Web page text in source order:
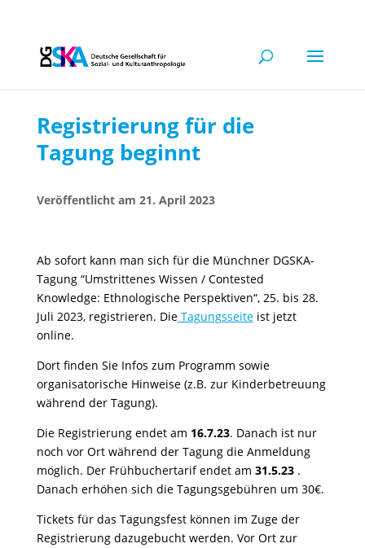
Registrierung für die
Tagung beginnt
21. April 2023
Ab sofort kann man sich für die Münchner DGSKA-
Tagung “Umstrittenes Wissen / Contested
Knowledge: Ethnologische Perspektiven“, 25. bis 28.
Juli 2023, registrieren. DieTagungsseiteist jetzt
online.
Dort finden Sie Infos zum Programm sowie
organisatorische Hinweise (z.B. zur Kinderbetreuung
während der Tagung).
Die Registrierung endet am 16.7.23. Danach ist nur
noch vor Ort während der Tagung die Anmeldung
möglich. Der Frühbuchertarif endet am 31.5.23.
Danach erhöhen sich die Tagungsgebühren um 30€.
Tickets für das Tagungsfest können im Zuge der
Registrierung dazugebucht werden. Vor Ort zur